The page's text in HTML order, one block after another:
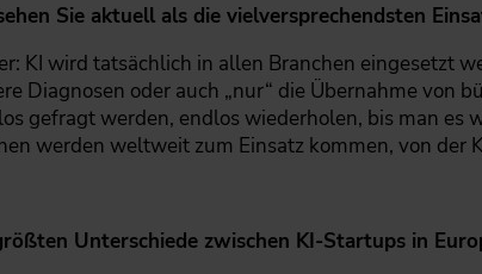
Sie aktuell als die vielversprechendsten
KI wird tatsächlich in allen Branchen eingesetzt
Diagnosen oder auch „nur“ die Übernahme von
gefragt werden, endlos wiederholen, bis man es
werden weltweit zum Einsatz kommen, von der
Unterschiede zwischen KI-Startups in